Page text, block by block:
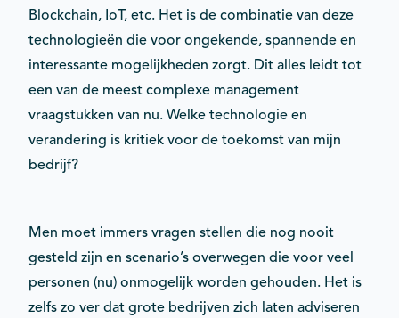
Blockchain, IoT, etc. Het is de combinatie van deze
technologieën die voor ongekende, spannende en
interessante mogelijkheden zorgt. Dit alles leidt tot
een van de meest complexe management
vraagstukken van nu. Welke technologie en
verandering is kritiek voor de toekomst van mijn
bedrijf?
Men moet immers vragen stellen die nog nooit
gesteld zijn en scenario’s overwegen die voor veel
personen (nu) onmogelijk worden gehouden. Het is
zelfs zo ver dat grote bedrijven zich laten adviseren